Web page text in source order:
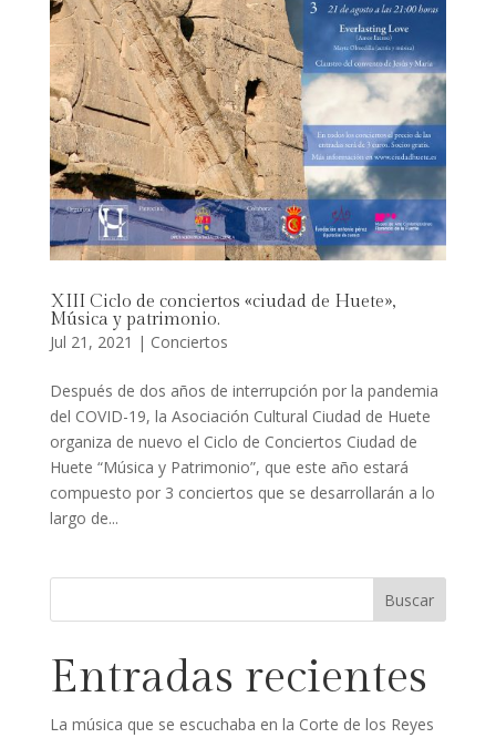
XIII Ciclo de conciertos «ciudad de Huete»,
Música y patrimonio.
Jul 21, 2021 | Conciertos
Después de dos años de interrupción por la pandemia
del COVID-19, la Asociación Cultural Ciudad de Huete
organiza de nuevo el Ciclo de Conciertos Ciudad de
Huete “Música y Patrimonio”, que este año estará
compuesto por 3 conciertos que se desarrollarán a lo
largo de...
Entradas recientes
La música que se escuchaba en la Corte de los Reyes